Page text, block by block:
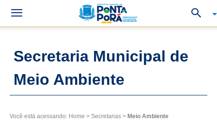
Secretaria Municipal de
Meio Ambiente
Você está acessando: Home > Secretarias > Meio Ambiente